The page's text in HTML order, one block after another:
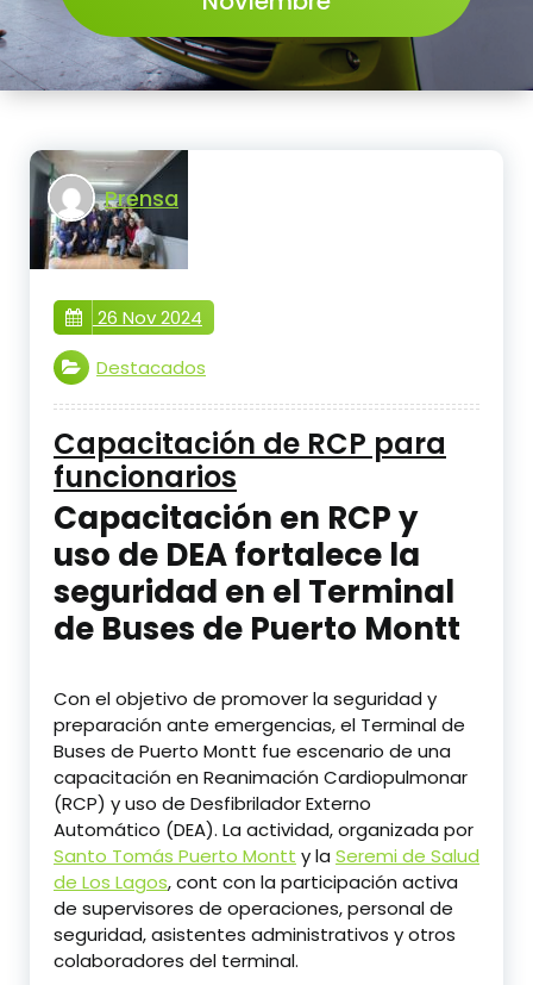
Prensa
26 Nov 2024
Destacados
Capacitación de RCP para
funcionarios
Capacitación en RCP y
uso de DEA fortalece la
seguridad en el Terminal
de Buses de Puerto Montt
Con el objetivo de promover la seguridad y
preparación ante emergencias, el Terminal de
Buses de Puerto Montt fue escenario de una
capacitación en Reanimación Cardiopulmonar
(RCP) y uso de Desfibrilador Externo
Automático (DEA). La actividad, organizada por
Santo Tomás Puerto Montt y la Seremi de Salud
de Los Lagos, cont con la participación activa
de supervisores de operaciones, personal de
seguridad, asistentes administrativos y otros
colaboradores del terminal.